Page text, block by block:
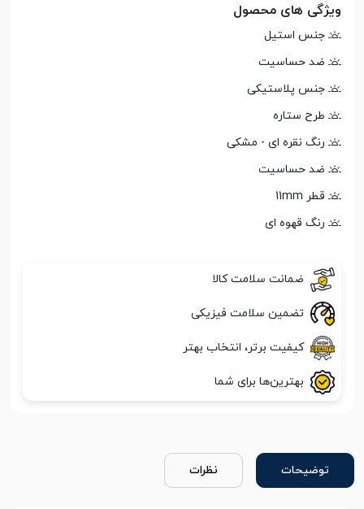
ویژگی های محصول
جنس استیل
ضد حساسیت
جنس پلاستیکی
طرح ستاره
رنگ نقره ای - مشکی
ضد حساسیت
قطر 11mm
رنگ قهوه ای
ضمانت سلامت کالا
تضمین سلامت فیزیکی
کیفیت برتر، انتخاب بهتر
بهترین‌ها برای شما
توضیحات نظرات